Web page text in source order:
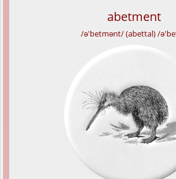
abetment
/ə'betmənt/ (abettal) /